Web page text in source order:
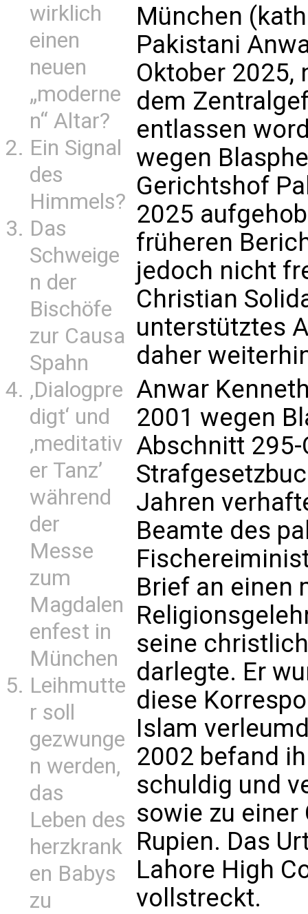
wirklich
einen
neuen
„moderne
n“ Altar?
Ein Signal
des
Himmels?
Das
Schweige
n der
Bischöfe
zur Causa
Spahn
‚Dialogpre
digt‘ und
‚meditativ
er Tanz’
während
der
Messe
zum
Magdalen
enfest in
München
Leihmutte
r soll
gezwunge
n werden,
das
Leben des
herzkrank
en Babys
zu
München
Pakistani
Oktober 2025,
dem
entlassen
wegen
Gerichtshof
2025
früheren
jedoch nicht
Christian
unterstütztes
daher
Anwar
2001 wegen
Abschnitt
Jahren
Beamte des
Brief an einen
seine
darlegte. Er
diese
Islam
2002 befand
schuldig und
sowie zu
Rupien. Das
Lahore High
vollstreckt.